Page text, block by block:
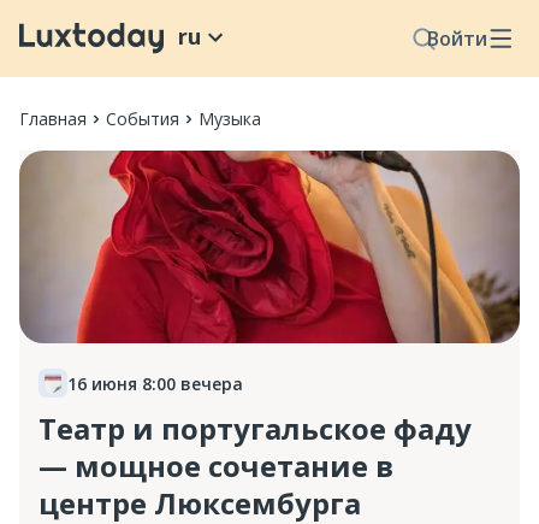
Войти
ru
Главная События Музыка
16 июня 8:00 вечера
Театр и португальское фаду
— мощное сочетание в
центре Люксембурга